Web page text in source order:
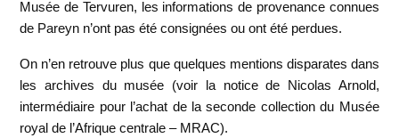
Musée de Tervuren, les informations de provenance connues
de Pareyn n’ont pas été consignées ou ont été perdues.
On n’en retrouve plus que quelques mentions disparates dans
les archives du musée (voir la notice de Nicolas Arnold,
intermédiaire pour l’achat de la seconde collection du Musée
royal de l’Afrique centrale – MRAC).